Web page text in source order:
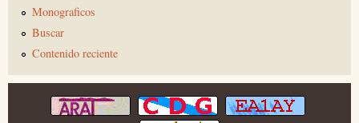
Monograficos
Buscar
Contenido reciente